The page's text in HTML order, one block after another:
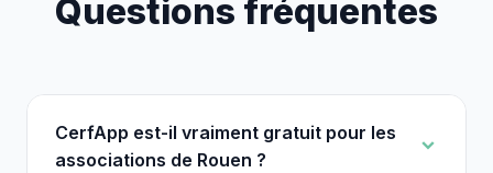
Questions fréquentes
CerfApp est-il vraiment gratuit pour les
associations de Rouen ?